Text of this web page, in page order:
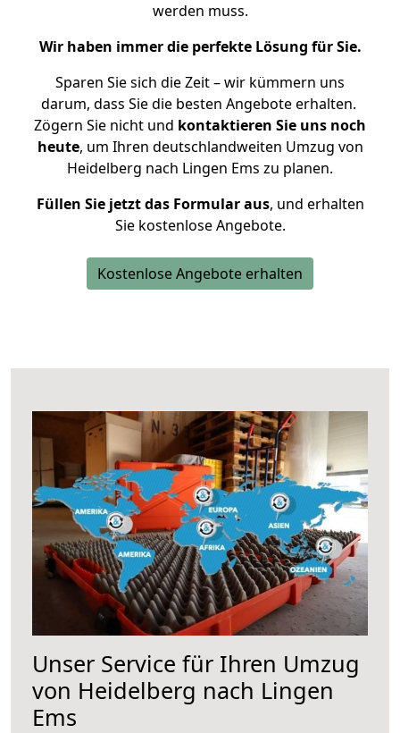
werden muss.
Wir haben immer die perfekte Lösung für Sie.
Sparen Sie sich die Zeit – wir kümmern uns
darum, dass Sie die besten Angebote erhalten.
Zögern Sie nicht und kontaktieren Sie uns noch
heute, um Ihren deutschlandweiten Umzug von
Heidelberg nach Lingen Ems zu planen.
Füllen Sie jetzt das Formular aus, und erhalten
Sie kostenlose Angebote.
Kostenlose Angebote erhalten
Unser Service für Ihren Umzug
von Heidelberg nach Lingen
Ems